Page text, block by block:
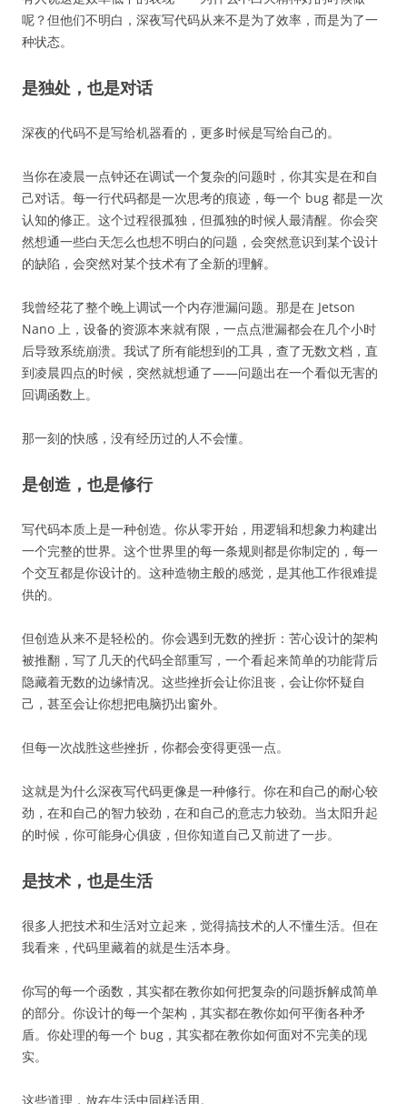
呢？但他们不明白，深夜写代码从来不是为了效率，而是为了一
种状态。
是独处，也是对话
深夜的代码不是写给机器看的，更多时候是写给自己的。
当你在凌晨一点钟还在调试一个复杂的问题时，你其实是在和自
己对话。每一行代码都是一次思考的痕迹，每一个 bug 都是一次
认知的修正。这个过程很孤独，但孤独的时候人最清醒。你会突
然想通一些白天怎么也想不明白的问题，会突然意识到某个设计
的缺陷，会突然对某个技术有了全新的理解。
我曾经花了整个晚上调试一个内存泄漏问题。那是在 Jetson
Nano 上，设备的资源本来就有限，一点点泄漏都会在几个小时
后导致系统崩溃。我试了所有能想到的工具，查了无数文档，直
到凌晨四点的时候，突然就想通了——问题出在一个看似无害的
回调函数上。
那一刻的快感，没有经历过的人不会懂。
是创造，也是修行
写代码本质上是一种创造。你从零开始，用逻辑和想象力构建出
一个完整的世界。这个世界里的每一条规则都是你制定的，每一
个交互都是你设计的。这种造物主般的感觉，是其他工作很难提
供的。
但创造从来不是轻松的。你会遇到无数的挫折：苦心设计的架构
被推翻，写了几天的代码全部重写，一个看起来简单的功能背后
隐藏着无数的边缘情况。这些挫折会让你沮丧，会让你怀疑自
己，甚至会让你想把电脑扔出窗外。
但每一次战胜这些挫折，你都会变得更强一点。
这就是为什么深夜写代码更像是一种修行。你在和自己的耐心较
劲，在和自己的智力较劲，在和自己的意志力较劲。当太阳升起
的时候，你可能身心俱疲，但你知道自己又前进了一步。
是技术，也是生活
很多人把技术和生活对立起来，觉得搞技术的人不懂生活。但在
我看来，代码里藏着的就是生活本身。
你写的每一个函数，其实都在教你如何把复杂的问题拆解成简单
的部分。你设计的每一个架构，其实都在教你如何平衡各种矛
盾。你处理的每一个 bug，其实都在教你如何面对不完美的现
实。
这些道理，放在生活中同样适用。